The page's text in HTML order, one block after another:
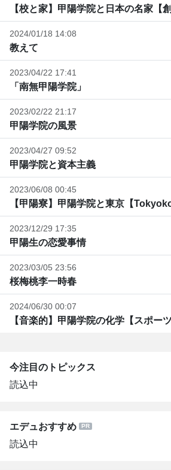
【校と家】甲陽学院と日本の名家【
2024/01/18 14:08
教えて
2023/04/22 17:41
「南無甲陽学院」
2023/02/22 21:17
甲陽学院の風景
2023/04/27 09:52
甲陽学院と資本主義
2023/06/08 00:45
【甲陽寮】甲陽学院と東京【
2023/12/29 17:35
甲陽生の恋愛事情
2023/03/05 23:56
桜梅桃李一時春
2024/06/30 00:07
【音楽的】甲陽学院の化学【スポーツ
今注目のトピックス
読込中
エデュおすすめ
読込中